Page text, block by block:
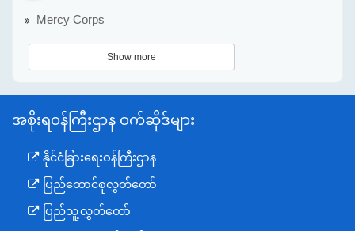
Mercy Corps
Show more
အစိုးရဝန်ကြီးဌာန ဝက်ဆိုဒ်များ
နိုင်ငံခြားရေးဝန်ကြီးဌာန
ပြည်ထောင်စုလွှတ်တော်
ပြည်သူ့လွှတ်တော်